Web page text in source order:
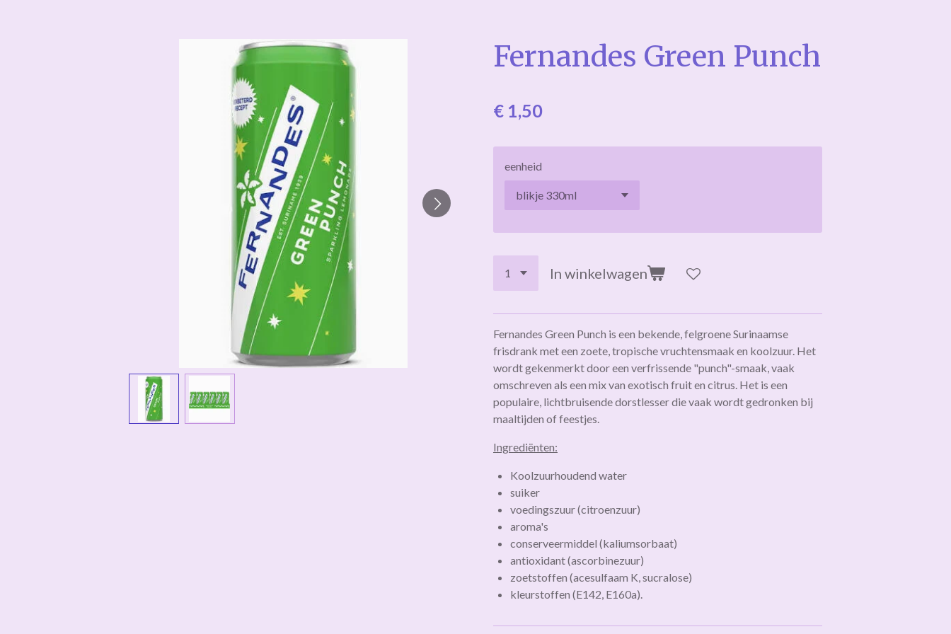
Fernandes Green Punch
€ 1,50
eenheid
In winkelwagen
Fernandes Green Punch is een bekende, felgroene Surinaamse
frisdrank met een zoete, tropische vruchtensmaak en koolzuur. Het
wordt gekenmerkt door een verfrissende "punch"-smaak, vaak
omschreven als een mix van exotisch fruit en citrus. Het is een
populaire, lichtbruisende dorstlesser die vaak wordt gedronken bij
maaltijden of feestjes.
Ingrediënten:
Koolzuurhoudend water
suiker
voedingszuur (citroenzuur)
aroma's
conserveermiddel (kaliumsorbaat)
antioxidant (ascorbinezuur)
zoetstoffen (acesulfaam K, sucralose)
kleurstoffen (E142, E160a).